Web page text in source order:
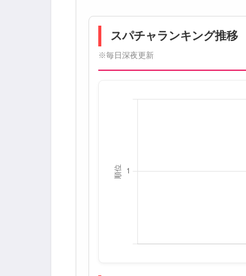
スパチャランキング推移
※毎日深夜更新